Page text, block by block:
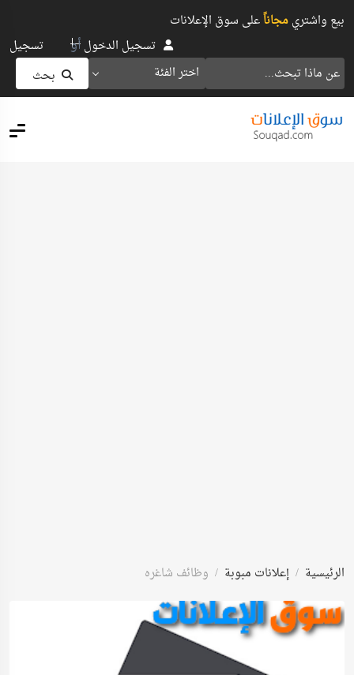
بيع واشتريمجاناًعلى سوق الإعلانات
اختر الفئة بحث
تسجيل الدخولأو تسجيل
الرئيسية إعلانات مبوبة وظائف شاغره